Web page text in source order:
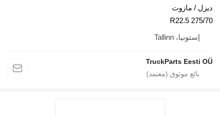
TruckParts